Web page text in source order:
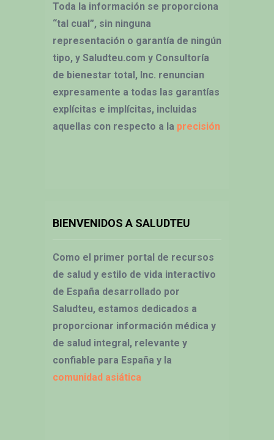
Toda la información se proporciona
“tal cual”, sin ninguna
representación o garantía de ningún
tipo, y Saludteu.com y Consultoría
de bienestar total, Inc. renuncian
expresamente a todas las garantías
explícitas e implícitas, incluidas
aquellas con respecto a la precisión
BIENVENIDOS A SALUDTEU
Como el primer portal de recursos
de salud y estilo de vida interactivo
de España desarrollado por
Saludteu, estamos dedicados a
proporcionar información médica y
de salud integral, relevante y
confiable para España y la
comunidad asiática